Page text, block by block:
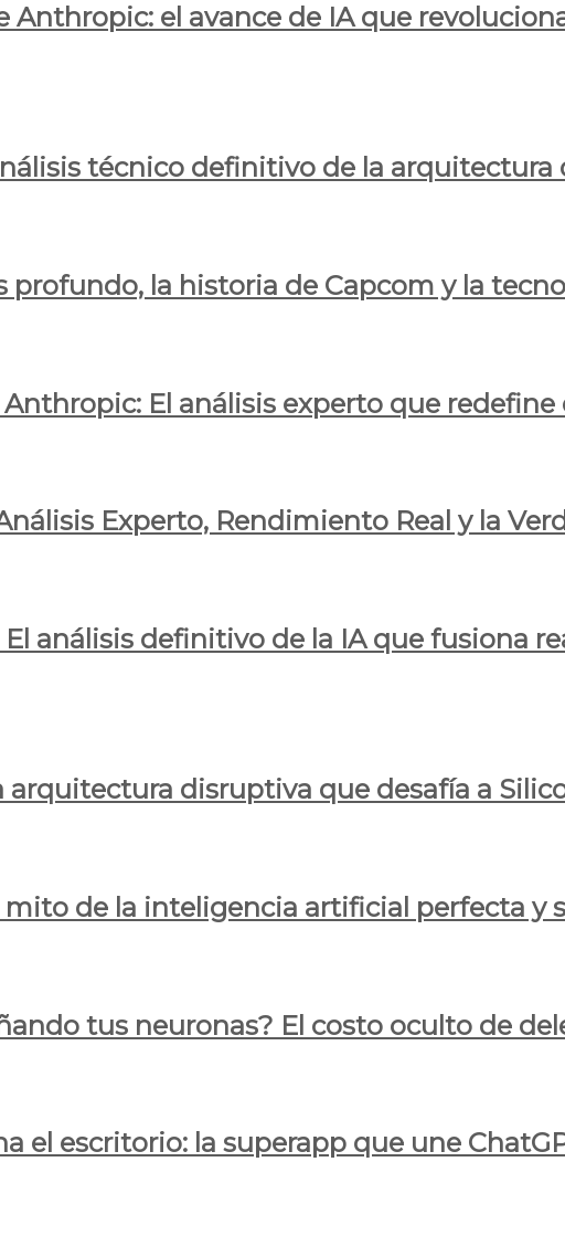
Anthropic: el avance de IA que
técnico definitivo de la
profundo, la historia de Capcom y la
El análisis experto que
Experto, Rendimiento Real y la
análisis definitivo de la IA que fusiona
arquitectura disruptiva que desafía a
mito de la inteligencia artificial perfecta y
tus neuronas? El costo oculto de
el escritorio: la superapp que une